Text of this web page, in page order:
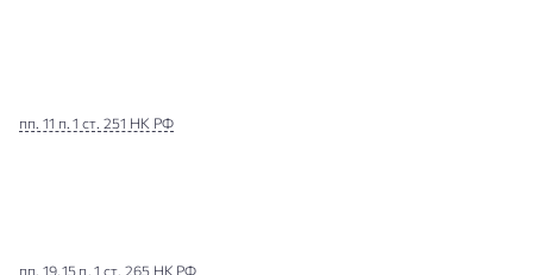
пп. 11 п. 1 ст. 251 НК РФ
пп. 19.15 п. 1 ст. 265 НК РФ